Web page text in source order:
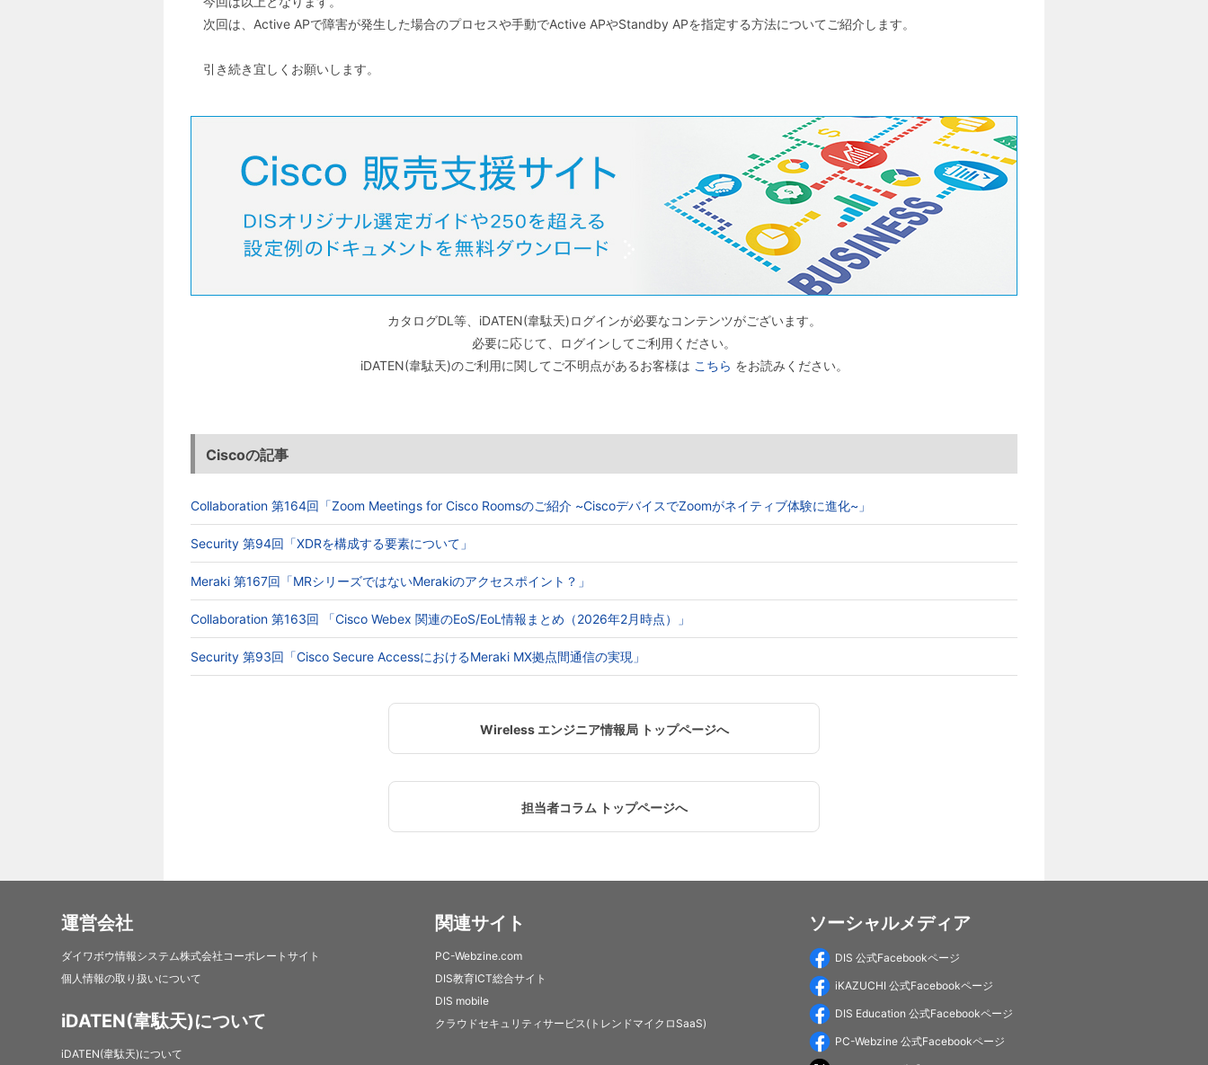
次回は、Active APで障害が発生した場合のプロセスや手動でActive APやStandby APを指定する方法についてご紹介します。
引き続き宜しくお願いします。
カタログDL等、iDATEN(韋駄天)ログインが必要なコンテンツがございます。
必要に応じて、ログインしてご利用ください。
iDATEN(韋駄天)のご利用に関してご不明点があるお客様は こちら をお読みください。
Ciscoの記事
Collaboration 第164回「Zoom Meetings for Cisco Roomsのご紹介 ~CiscoデバイスでZoomがネイティブ体験に進化~」
Security 第94回「XDRを構成する要素について」
Meraki 第167回「MRシリーズではないMerakiのアクセスポイント？」
Collaboration 第163回 「Cisco Webex 関連のEoS/EoL情報まとめ（2026年2月時点）」
Security 第93回「Cisco Secure AccessにおけるMeraki MX拠点間通信の実現」
Wireless エンジニア情報局 トップページへ
担当者コラム トップページへ
運営会社
ダイワボウ情報システム株式会社コーポレートサイト
個人情報の取り扱いについて
iDATEN(韋駄天)について
iDATEN(韋駄天)について
関連サイト
PC-Webzine.com
DIS教育ICT総合サイト
DIS mobile
クラウドセキュリティサービス(トレンドマイクロSaaS)
ソーシャルメディア
DIS 公式Facebookページ
iKAZUCHI 公式Facebookページ
DIS Education 公式Facebookページ
PC-Webzine 公式Facebookページ